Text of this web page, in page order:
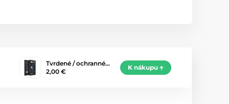
Tvrdené / ochranné…
2,00 €
K nákupu